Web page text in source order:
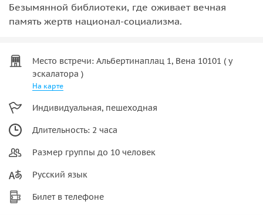
Безымянной библиотеки, где оживает вечная
память жертв национал‑социализма.
Место встречи: Альбертинаплац 1, Вена 10101 ( у
эскалатора )
На карте
Индивидуальная, пешеходная
Длительность: 2 часа
Размер группы до 10 человек
Русский язык
Билет в телефоне